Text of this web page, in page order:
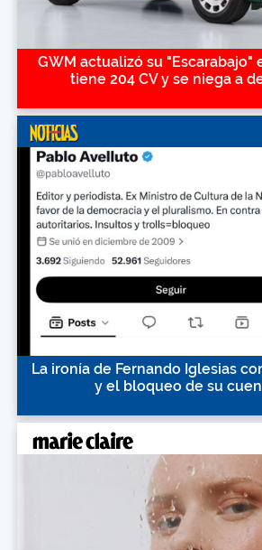
GWM actualizó su "Escarabajo"
tiene 204 CV y se niega a
La ironía de Fernando Iglesias
y el bloqueo de su